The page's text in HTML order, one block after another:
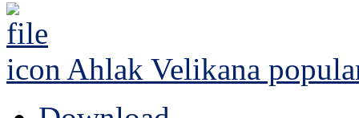
Ahlak Velikana